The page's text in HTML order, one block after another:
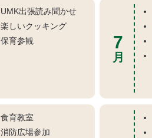
UMK出張読み聞かせ
楽しいクッキング
保育参観
7
月
食育教室
消防広場参加